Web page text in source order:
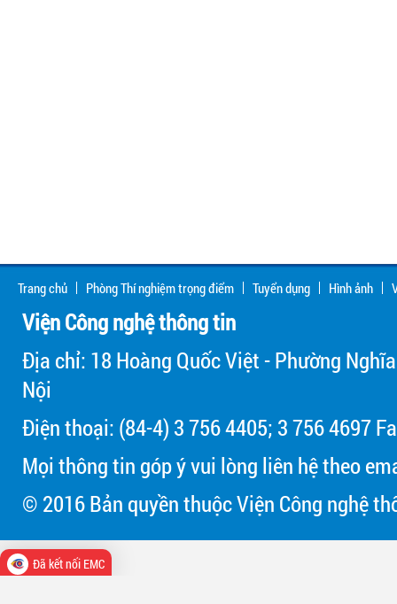
Trang chủ Phòng Thí nghiệm trọng điểm Tuyển dụng Hình ảnh
Viện Công nghệ thông tin
Địa chỉ: 18 Hoàng Quốc Việt - Phường
Nội
Điện thoại: (84-4) 3 756 4405; 3 756 4697
Mọi thông tin góp ý vui lòng liên hệ theo
© 2016 Bản quyền thuộc Viện Công nghệ
Đã kết nối EMC